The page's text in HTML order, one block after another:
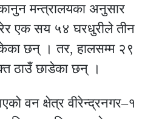
मन्त्रालयका अनुसार
एक सय ५४ घरधुरीले तीन
छन् । तर, हालसम्म २९
ठाउँ छाडेका छन् ।
वन क्षेत्र वीरेन्द्रनगर–१